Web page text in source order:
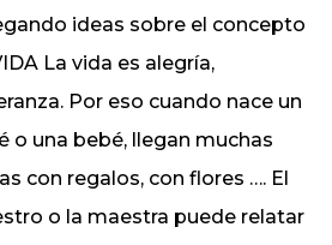
ideas sobre el concepto
La vida es alegría,
Por eso cuando nace un
o una bebé, llegan muchas
con regalos, con flores …. El
o la maestra puede relatar